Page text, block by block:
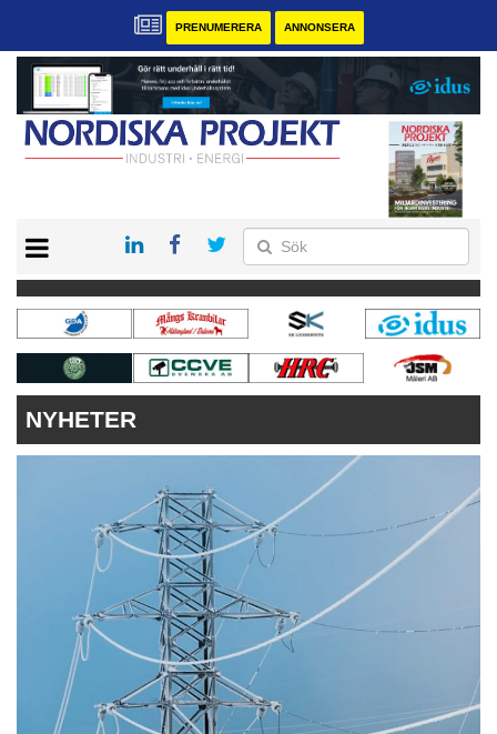
PRENUMERERA ANNONSERA
KONTAKT
VÅRA ANDRA MAGASIN
PRENUMERERA
ANNONSERA
NYHETER